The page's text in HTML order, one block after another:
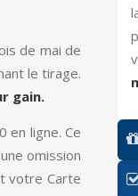
de mai de
le tirage.
gain.
en ligne. Ce
omission
votre Carte